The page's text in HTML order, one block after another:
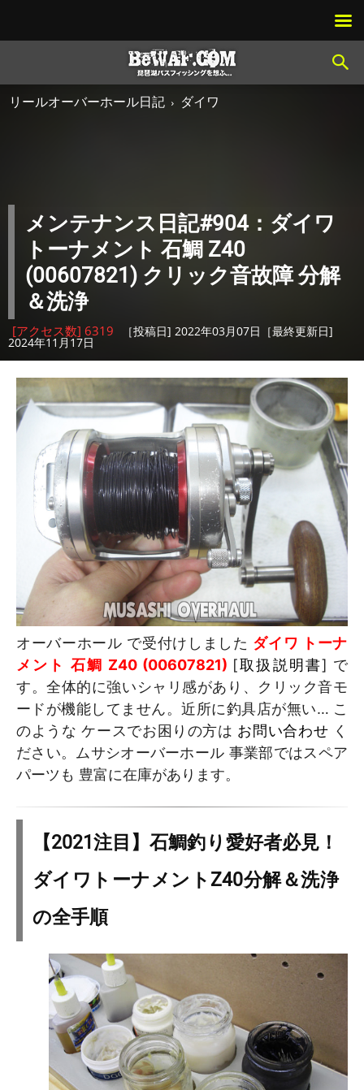
リールオーバーホール日記 ダイワ
メンテナンス日記#904：ダイワ
トーナメント 石鯛 Z40
(00607821) クリック音故障 分解
＆洗浄
[アクセス数] 6319 ［投稿日] 2022年03月07日［最終更新日]
2024年11月17日
オーバーホール で受付けしました ダイワ トーナ
メント 石鯛 Z40 (00607821) [取扱説明書] で
す。全体的に強いシャリ感があり、クリック音モ
ードが機能してません。近所に釣具店が無い… こ
のような ケースでお困りの方は お問い合わせ く
ださい。ムサシオーバーホール 事業部ではスペア
パーツも 豊富に在庫があります。
【2021注目】石鯛釣り愛好者必見！
ダイワトーナメントZ40分解＆洗浄
の全手順